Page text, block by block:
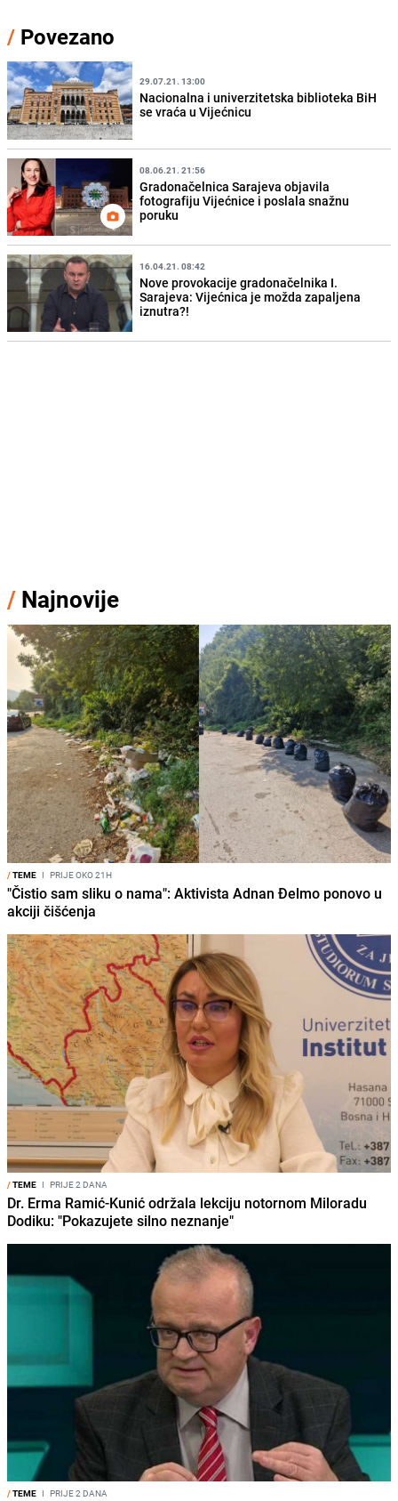
/ Povezano
29.07.21. 13:00
Nacionalna i univerzitetska biblioteka BiH
se vraća u Vijećnicu
08.06.21. 21:56
Gradonačelnica Sarajeva objavila
fotografiju Vijećnice i poslala snažnu
poruku
16.04.21. 08:42
Nove provokacije gradonačelnika I.
Sarajeva: Vijećnica je možda zapaljena
iznutra?!
/ Najnovije
/TEME I PRIJE OKO 21H
"Čistio sam sliku o nama": Aktivista Adnan Đelmo ponovo u
akciji čišćenja
/TEME I PRIJE 2 DANA
Dr. Erma Ramić-Kunić održala lekciju notornom Miloradu
Dodiku: "Pokazujete silno neznanje"
/TEME I PRIJE 2 DANA